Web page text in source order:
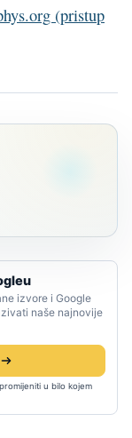
(pristup
izvore i Google
naše najnovije
u bilo kojem